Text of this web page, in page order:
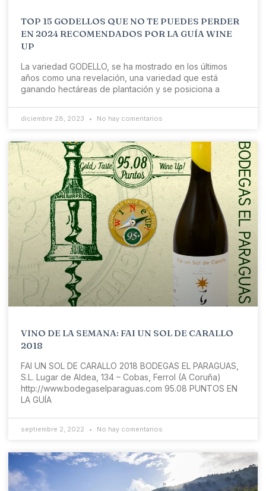
TOP 15 GODELLOS QUE NO TE PUEDES PERDER
EN 2024 RECOMENDADOS POR LA GUÍA WINE
UP
La variedad GODELLO, se ha mostrado en los últimos
años como una revelación, una variedad que está
ganando hectáreas de plantación y se posiciona a
diciembre 28, 2023 No hay comentarios
VINO DE LA SEMANA: FAI UN SOL DE CARALLO
2018
FAI UN SOL DE CARALLO 2018 BODEGAS EL PARAGUAS,
S.L. Lugar de Aldea, 134 – Cobas, Ferrol (A Coruña)
http://www.bodegaselparaguas.com 95.08 PUNTOS EN
LA GUÍA
septiembre 2, 2022 No hay comentarios